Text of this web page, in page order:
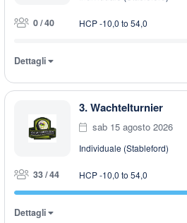
0 / 40 HCP -10,0 to 54,0
Dettagli
3. Wachtelturnier
sab 15 agosto 2026
Individuale (Stableford)
33 / 44 HCP -10,0 to 54,0
Dettagli